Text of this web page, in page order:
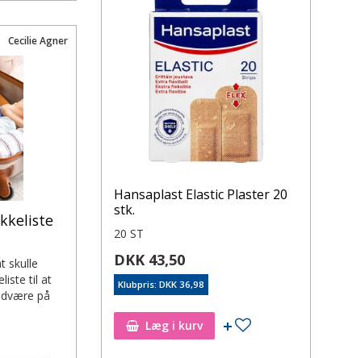
Cecilie Agner
skulle
til at
på
Hansaplast Elastic Plaster 20
stk.
20 ST
DKK 43,50
Klubpris: DKK 36,98
Læg i kurv